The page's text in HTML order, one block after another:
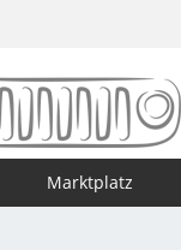
Marktplatz